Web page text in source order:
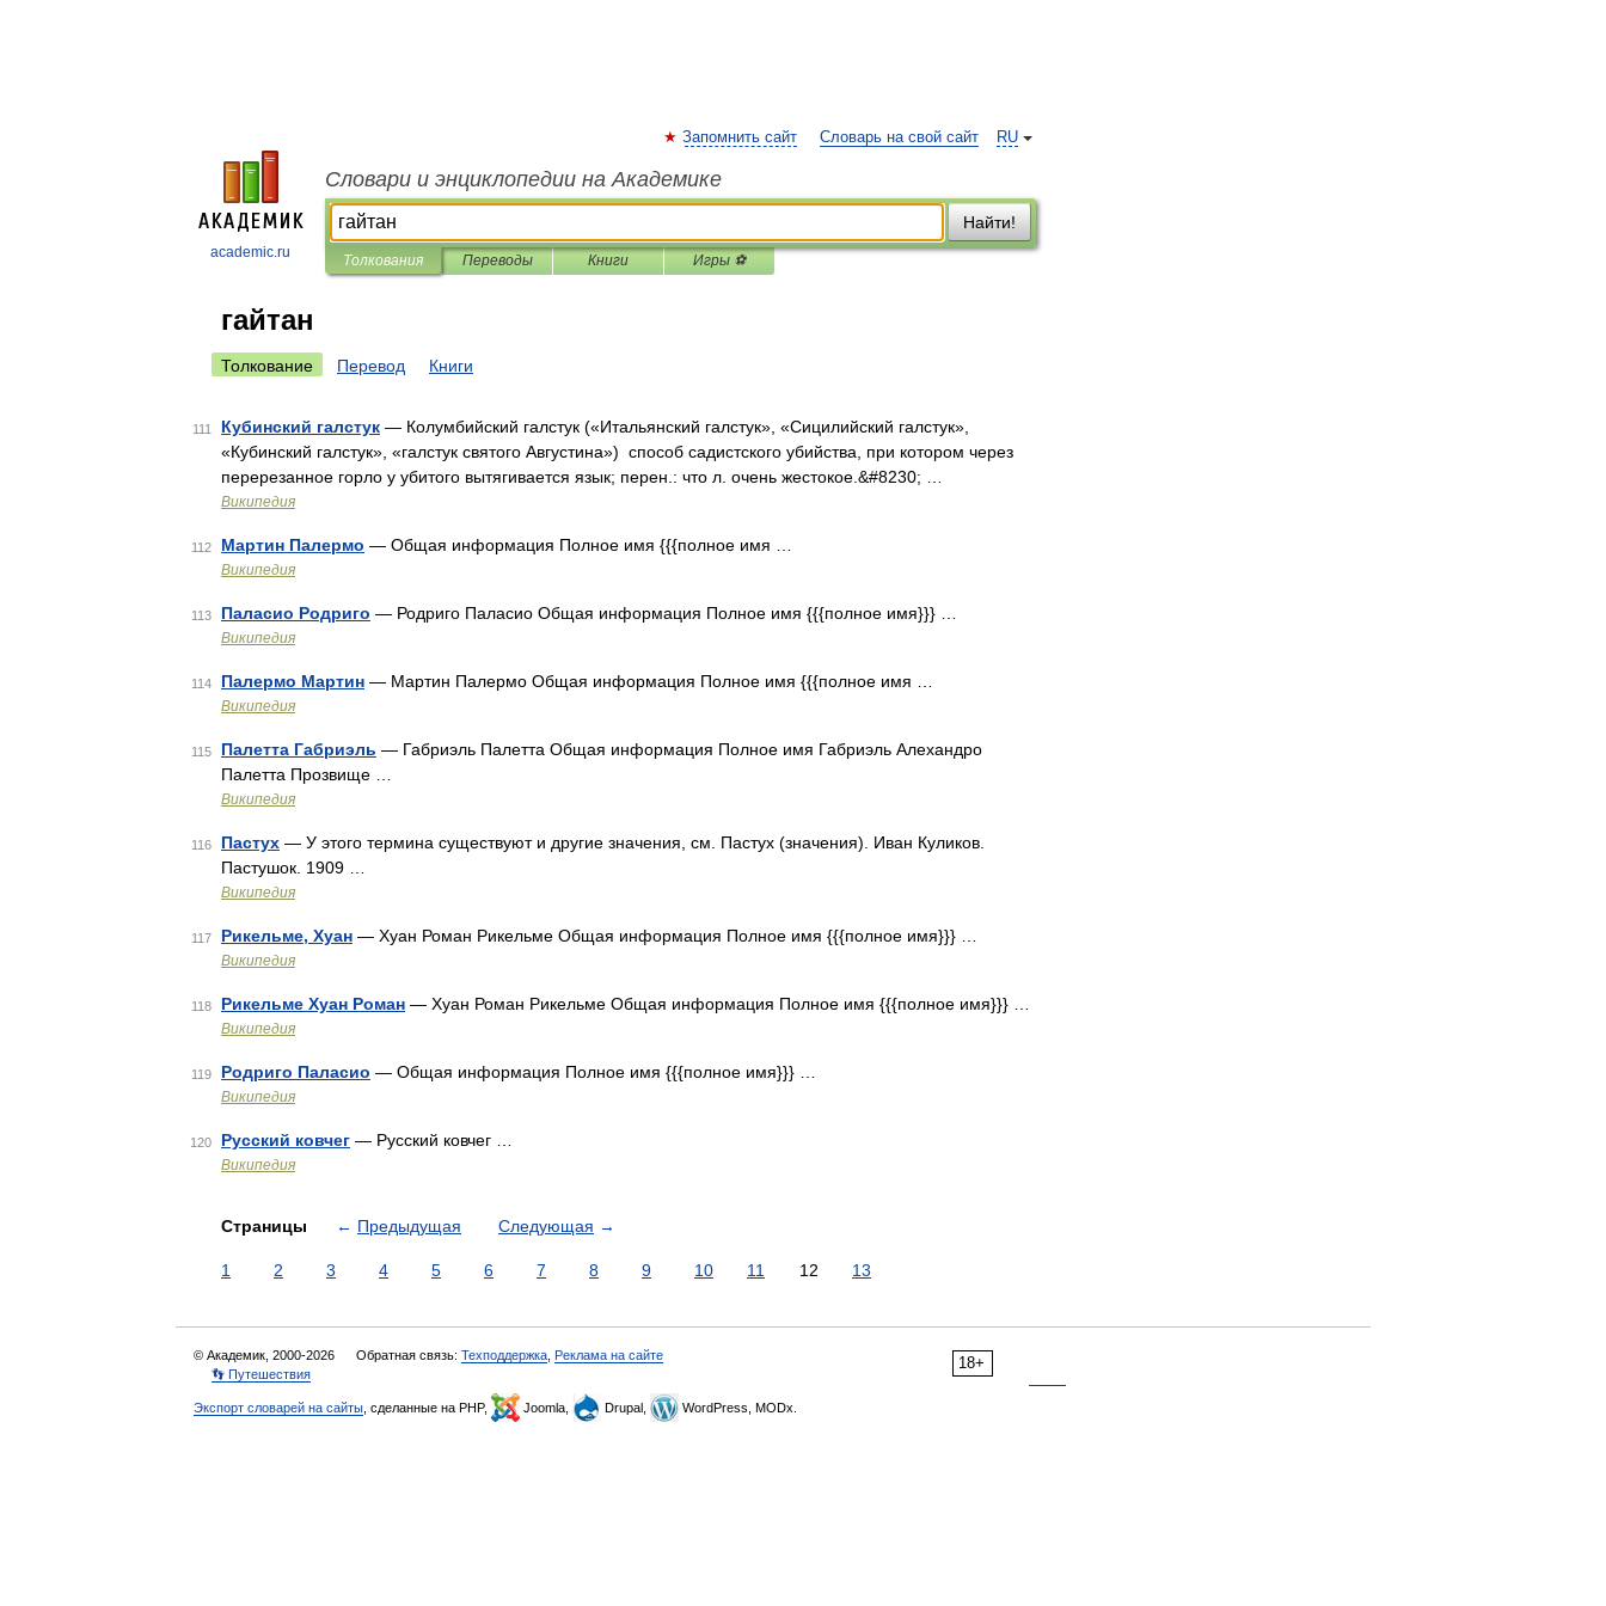
academic.ru
RU
Запомнить сайт Словарь на свой сайт
Словари и энциклопедии на Академике
Найти!
Толкования Переводы Книги Игры ⚽
гайтан
Толкование Перевод Книги
111 Кубинский галстук — Колумбийский галстук («Итальянский галстук», «Сицилийский галстук»,
«Кубинский галстук», «галстук святого Августина») способ садистского убийства, при котором через
перерезанное горло у убитого вытягивается язык; перен.: что л. очень жестокое.&#8230; …
Википедия
112 Мартин Палермо — Общая информация Полное имя {{{полное имя …
Википедия
113 Паласио Родриго — Родриго Паласио Общая информация Полное имя {{{полное имя}}} …
Википедия
114 Палермо Мартин — Мартин Палермо Общая информация Полное имя {{{полное имя …
Википедия
115 Палетта Габриэль — Габриэль Палетта Общая информация Полное имя Габриэль Алехандро
Палетта Прозвище …
Википедия
116 Пастух — У этого термина существуют и другие значения, см. Пастух (значения). Иван Куликов.
Пастушок. 1909 …
Википедия
117 Рикельме, Хуан — Хуан Роман Рикельме Общая информация Полное имя {{{полное имя}}} …
Википедия
118 Рикельме Хуан Роман — Хуан Роман Рикельме Общая информация Полное имя {{{полное имя}}} …
Википедия
119 Родриго Паласио — Общая информация Полное имя {{{полное имя}}} …
Википедия
120 Русский ковчег — Русский ковчег …
Википедия
Страницы ← Предыдущая Следующая →
1 2 3 4 5 6 7 8 9 10 11 12 13
18+
© Академик, 2000-2026 Обратная связь: Техподдержка Реклама на сайте
👣 Путешествия
Экспорт словарей на сайты , сделанные на PHP, Joomla, Drupal, WordPress, MODx.